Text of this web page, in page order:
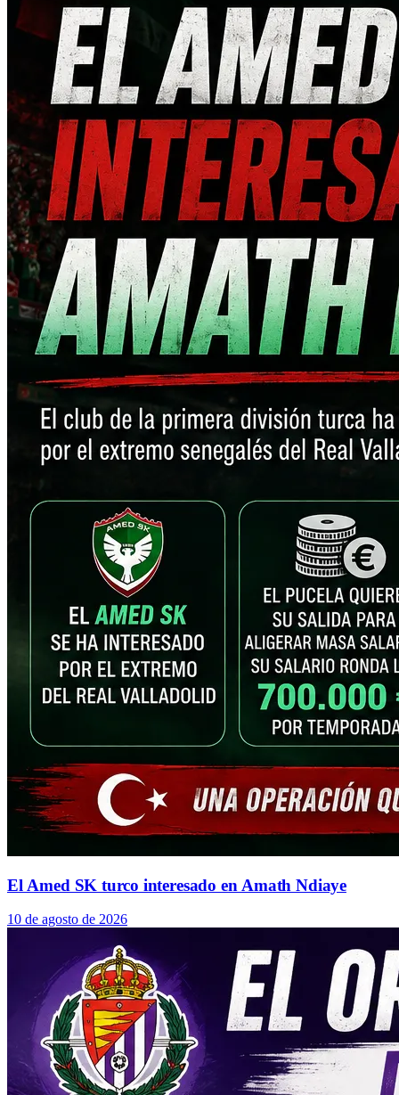
El Amed SK turco interesado en Amath Ndiaye
10 de agosto de 2026